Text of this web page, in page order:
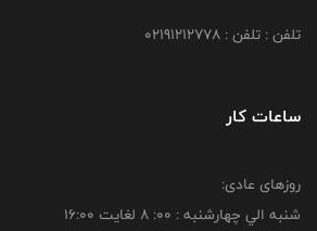
تلفن : تلفن : 02191212778
ساعات کار
روزهای عادی:
شنبه الي چهارشنبه : 00: 8 لغايت 16:00